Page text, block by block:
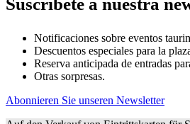
Notificaciones sobre eventos
Descuentos especiales para la
Reserva anticipada de entradas
Otras sorpresas.
Abonnieren Sie unseren Newsletter